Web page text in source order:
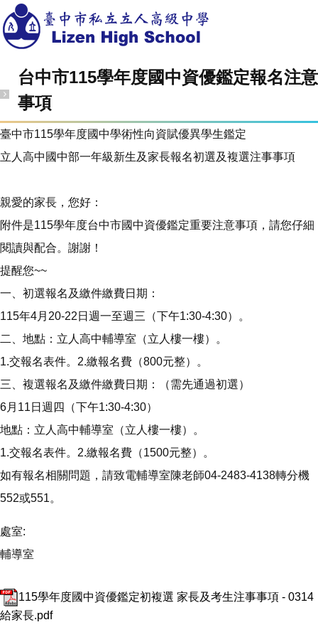
台中市115學年度國中資優鑑定報名注意
事項
臺中市115學年度國中學術性向資賦優異學生鑑定
立人高中國中部一年級新生及家長報名初選及複選注事事項
親愛的家長，您好：
附件是115學年度台中市國中資優鑑定重要注意事項，請您仔細
閱讀與配合。謝謝！
提醒您~~
一、初選報名及繳件繳費日期：
115年4月20-22日週一至週三（下午1:30-4:30）。
二、地點：立人高中輔導室（立人樓一樓）。
1.交報名表件。2.繳報名費（800元整）。
三、複選報名及繳件繳費日期：（需先通過初選）
6月11日週四（下午1:30-4:30）
地點：立人高中輔導室（立人樓一樓）。
1.交報名表件。2.繳報名費（1500元整）。
如有報名相關問題，請致電輔導室陳老師04-2483-4138轉分機
552或551。
處室:
輔導室
115學年度國中資優鑑定初複選 家長及考生注事事項 - 0314
給家長.pdf